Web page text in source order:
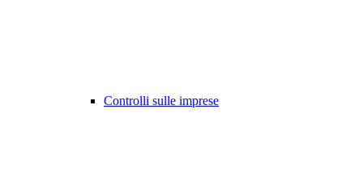
Controlli sulle imprese